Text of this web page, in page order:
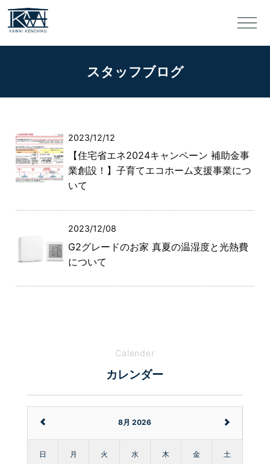
スタッフブログ
2023/12/12
【住宅省エネ2024キャンペーン 補助金事
業創設！】子育てエコホーム支援事業につ
いて
2023/12/08
G2グレードのお家 真夏の温湿度と光熱費
について
Calender
カレンダー
8月 2026
日 月 火 水 木 金 土